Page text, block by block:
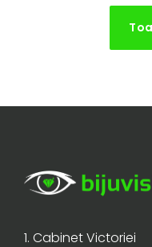
1. Cabinet Victoriei